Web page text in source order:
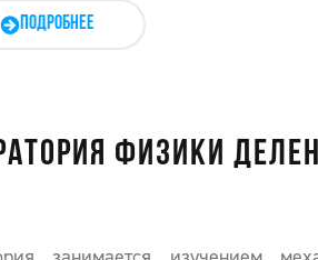
ПОДРОБНЕЕ
ФИЗИКИ